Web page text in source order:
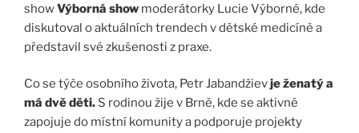
showVýborná show moderátorky Lucie Výborné, kde
diskutoval o aktuálních trendech v dětské medicíně a
představil své zkušenosti z praxe.
Co se týče osobního života, Petr Jabandžievje ženatý a
má dvě děti. S rodinou žije v Brně, kde se aktivně
zapojuje do místní komunity a podporuje projekty